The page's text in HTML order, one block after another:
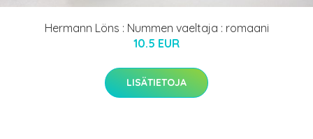
Hermann Löns : Nummen vaeltaja : romaani
10.5 EUR
LISÄTIETOJA